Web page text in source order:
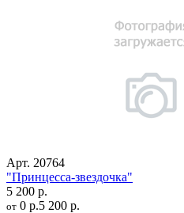
Арт. 20764
"Принцесса-звездочка"
5 200 р.
от 0 р.5 200 р.